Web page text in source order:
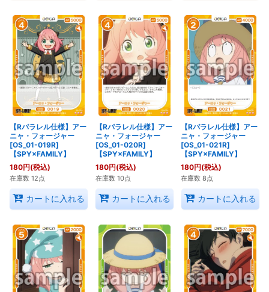
【Rパラレル仕様】アー
ニャ・フォージャー
[OS_01-019R]
【SPY×FAMILY】
180円(税込)
在庫数 12点
カートに入れる
【Rパラレル仕様】アー
ニャ・フォージャー
[OS_01-020R]
【SPY×FAMILY】
180円(税込)
在庫数 10点
カートに入れる
【Rパラレル仕様】アー
ニャ・フォージャー
[OS_01-021R]
【SPY×FAMILY】
180円(税込)
在庫数 8点
カートに入れる